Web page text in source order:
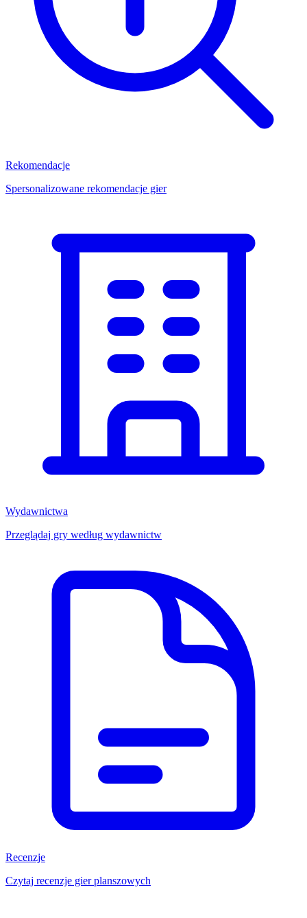
Rekomendacje
Spersonalizowane rekomendacje gier
Wydawnictwa
Przeglądaj gry według wydawnictw
Recenzje
Czytaj recenzje gier planszowych